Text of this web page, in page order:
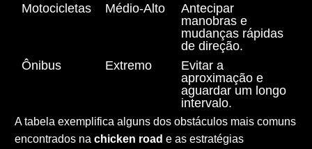
Motocicletas
Médio-Alto
Antecipar
manobras e
mudanças rápidas
de direção.
Ônibus
Extremo
Evitar a
aproximação e
aguardar um longo
intervalo.
A tabela exemplifica alguns dos obstáculos mais comuns
encontrados na chicken road e as estratégias